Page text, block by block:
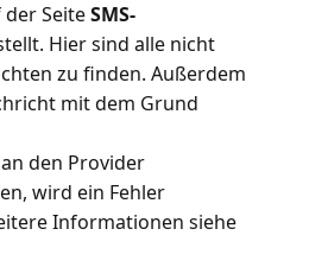
SeiteSMS-
Hier sind alle nicht
zu finden. Außerdem
mit dem Grund
den Provider
wird ein Fehler
Informationen siehe